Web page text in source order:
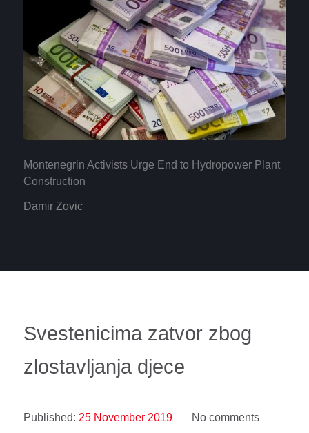
Montenegrin Activists Urge End to Hydropower Plant
Construction
Damir Zovic
Svestenicima zatvor zbog
zlostavljanja djece
Published: 25 November 2019
No comments